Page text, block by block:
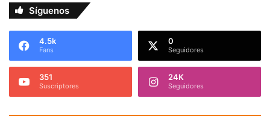
Síguenos
4.5k
Fans
0
Seguidores
351
Suscriptores
24K
Seguidores